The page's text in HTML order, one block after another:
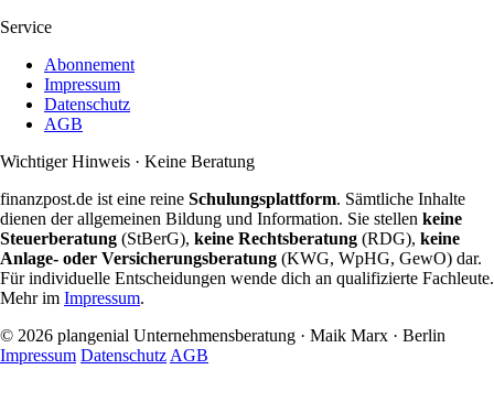
Service
Abonnement
Impressum
Datenschutz
AGB
Wichtiger Hinweis · Keine Beratung
finanzpost.de ist eine reine Schulungsplattform. Sämtliche Inhalte
dienen der allgemeinen Bildung und Information. Sie stellen keine
Steuerberatung (StBerG), keine Rechtsberatung (RDG), keine
Anlage- oder Versicherungsberatung (KWG, WpHG, GewO) dar.
Für individuelle Entscheidungen wende dich an qualifizierte Fachleute.
Mehr im Impressum.
© 2026 plangenial Unternehmensberatung · Maik Marx · Berlin
Impressum Datenschutz AGB